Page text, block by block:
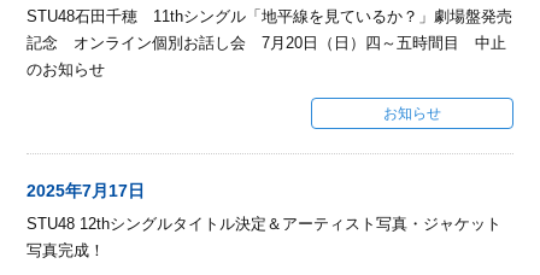
STU48石田千穂 11thシングル「地平線を見ているか？」劇場盤発売
記念 オンライン個別お話し会 7月20日（日）四～五時間目 中止
のお知らせ
お知らせ
2025年7月17日
STU48 12thシングルタイトル決定＆アーティスト写真・ジャケット
写真完成！